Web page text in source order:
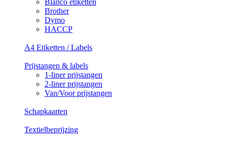
Blanco etiketten
Brother
Dymo
HACCP
A4 Etiketten / Labels
Prijstangen & labels
1-liner prijstangen
2-liner prijstangen
Van/Voor prijstangen
Schapkaarten
Textielbeprijzing